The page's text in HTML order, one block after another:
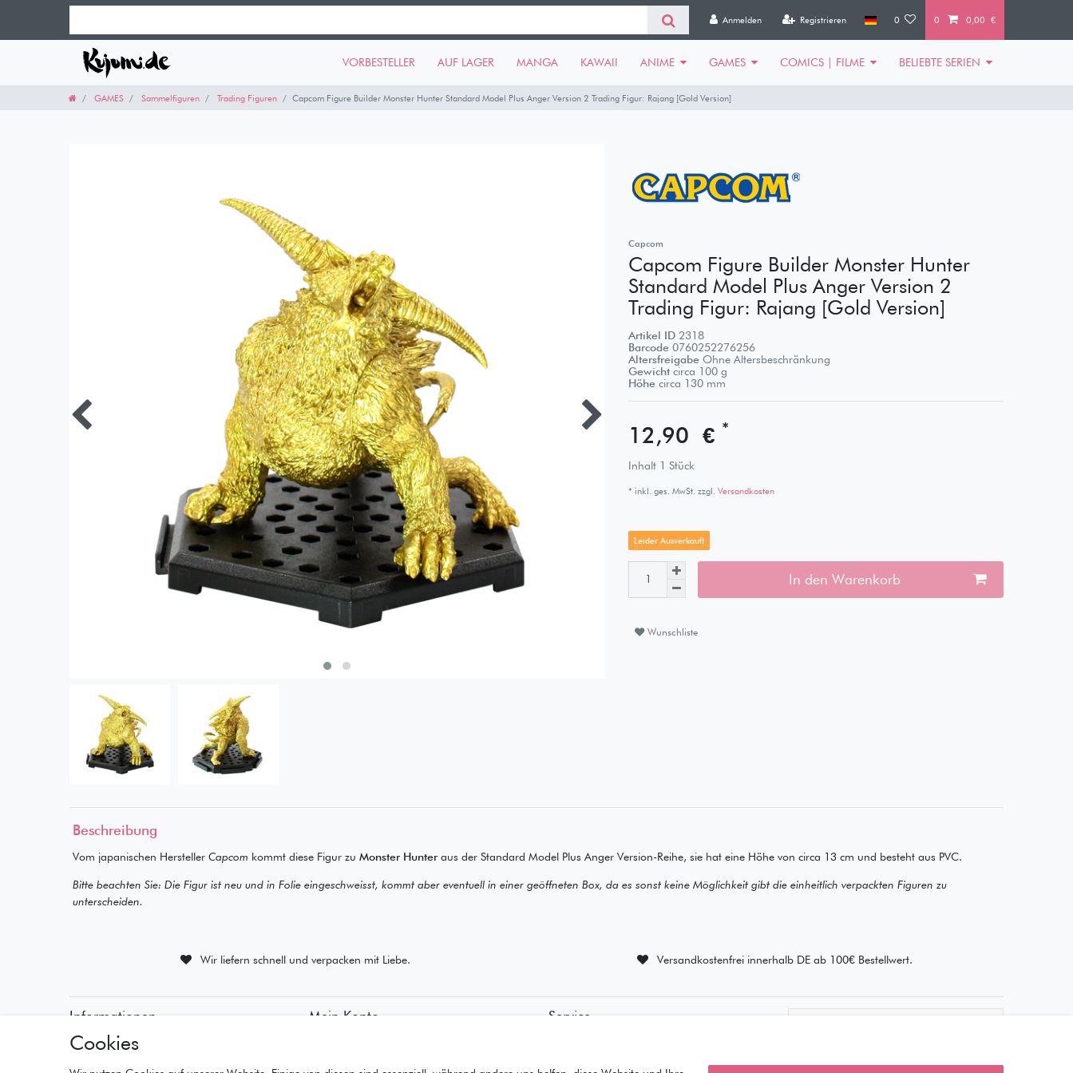
Anmelden Registrieren 0 0 0,00 €
VORBESTELLER AUF LAGER MANGA KAWAII ANIME GAMES COMICS | FILME BELIEBTE SERIEN
GAMES Sammelfiguren Trading Figuren Capcom Figure Builder Monster Hunter Standard Model Plus Anger Version 2 Trading Figur: Rajang [Gold Version]
Capcom
Capcom Figure Builder Monster Hunter
Standard Model Plus Anger Version 2
Trading Figur: Rajang [Gold Version]
Artikel ID 2318
Barcode 0760252276256
Altersfreigabe Ohne Altersbeschränkung
Gewicht circa 100 g
Höhe circa 130 mm
12,90 € *
Inhalt 1 Stück
* inkl. ges. MwSt. zzgl. Versandkosten
Leider Ausverkauft
In den Warenkorb
Wunschliste
Beschreibung
Vom japanischen Hersteller Capcom kommt diese Figur zu Monster Hunteraus der Standard Model Plus Anger Version-Reihe, sie hat eine Höhe von circa 13 cm und besteht aus PVC.
Bitte beachten Sie: Die Figur ist neu und in Folie eingeschweisst, kommt aber eventuell in einer geöffneten Box, da es sonst keine Möglichkeit gibt die einheitlich verpackten Figuren zu
unterscheiden.
Wir liefern schnell und verpacken mit Liebe. Versandkostenfrei innerhalb DE ab 100€ Bestellwert.
Informationen
• Zahlungsarten
• Versandinformationen
Mein Konto Service
abholen?
Cookies